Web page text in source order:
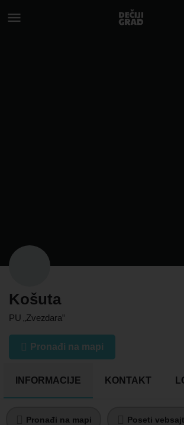
Košuta
PU „Zvezdara”
Pronađi na mapi
INFORMACIJE KONTAKT
Pronađi na mapi Poseti vebsajt